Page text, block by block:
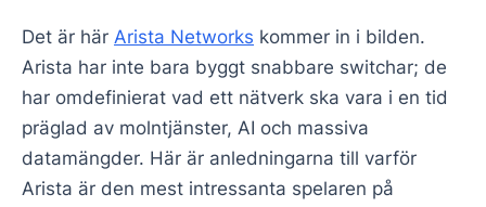
Det är här Arista Networks kommer in i bilden.
Arista har inte bara byggt snabbare switchar; de
har omdefinierat vad ett nätverk ska vara i en tid
präglad av molntjänster, AI och massiva
datamängder. Här är anledningarna till varför
Arista är den mest intressanta spelaren på